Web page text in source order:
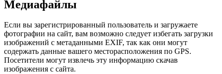
Медиафайлы
Если вы зарегистрированный пользователь и загружаете
фотографии на сайт, вам возможно следует избегать загрузки
изображений с метаданными EXIF, так как они могут
содержать данные вашего месторасположения по GPS.
Посетители могут извлечь эту информацию скачав
изображения с сайта.